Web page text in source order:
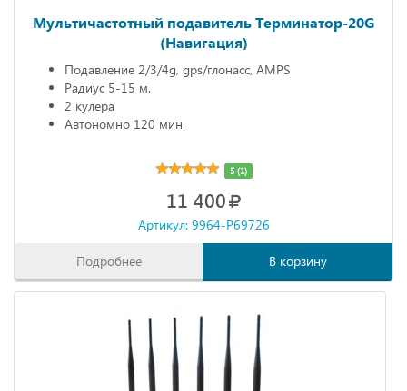
Мультичастотный подавитель Терминатор-20G
(Навигация)
Подавление 2/3/4g, gps/глонасс, AMPS
Радиус 5-15 м.
2 кулера
Автономно 120 мин.
5 (1)
11 400
Артикул: 9964-P69726
Подробнее В корзину